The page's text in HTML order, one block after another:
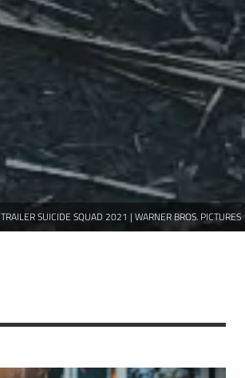
TRAILER SUICIDE SQUAD 2021 | WARNER BROS. PICTURES